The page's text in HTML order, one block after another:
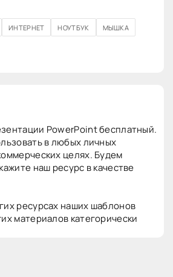
ИНТЕРНЕТ НОУТБУК
МЫШКА
PowerPoint бесплатный.
в любых личных
целях. Будем
наш ресурс в качестве
ресурсах наших шаблонов
материалов категорически